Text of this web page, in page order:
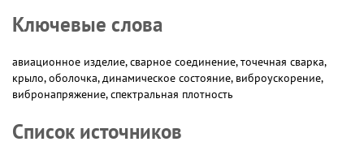
Ключевые слова
авиационное изделие, сварное соединение, точечная сварка,
крыло, оболочка, динамическое состояние, виброускорение,
вибронапряжение, спектральная плотность
Список источников